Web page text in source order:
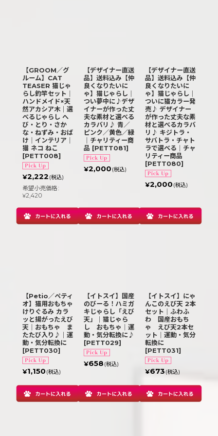
【GROOM／グ
ルーム】CAT
TEASER 猫じゃ
らし釣竿セット｜
ハンドメイド×天
然アカシア木｜選
べるじゃらし へ
び・とり・さか
な・ねずみ・おば
け｜インテリア｜
猫 ネコ ねこ
[PETT008]
¥2,222 (税込)
希望小売価格 :
¥2,420
【デザイナー直送
品】送料込み【仲
良くなりたいに
ゃ】猫じゃらし｜
つい夢中に♪デザ
イナーが作った丈
夫な素材と選べる
カラバリ♪ 青／
ピンク／黄色／緑
｜チャリティー商
品 [PETT081]
¥2,000 (税込)
【デザイナー直送
品】送料込み【仲
良くなりたいに
ゃ】猫じゃらし｜
ついに猫カラー発
売♪ デザイナー
が作った丈夫な素
材と選べるカラバ
リ♪ キジトラ・
サバトラ・チャト
ラで選べる｜チャ
リティー商品
[PETT080]
¥2,000 (税込)
【Petio／ペティ
オ】猫用おもちゃ
けりぐるみ カラ
ッと揚がったえび
天｜おもちゃ ま
たたび入り♪｜運
動・気分転換に
[PETT030]
¥1,150 (税込)
【イトスイ】国産
のびーる！ハミガ
キじゃらし「えび
天」｜猫じゃら
し おもちゃ｜運
動・気分転換に♪
[PETT029]
¥658 (税込)
【イトスイ】にゃ
んこのえび天 2本
セット｜ふわふ
わ 国産おもち
ゃ えび天2本セ
ット｜運動・気分
転換に
[PETT031]
¥673 (税込)